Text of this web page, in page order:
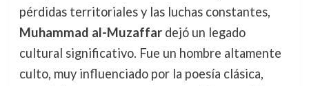
pérdidas territoriales y las luchas constantes,
Muhammad al-Muzaffardejó un legado
cultural significativo. Fue un hombre altamente
culto, muy influenciado por la poesía clásica,